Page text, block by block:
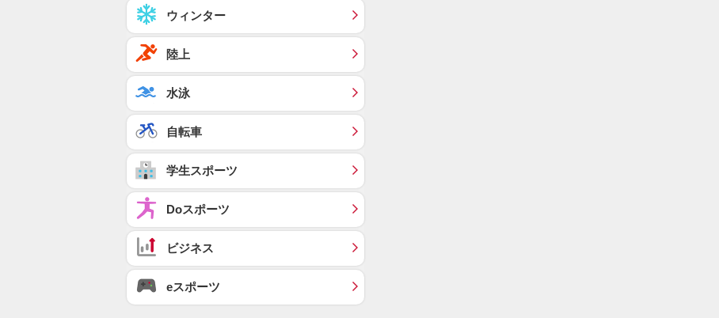
ウィンター
陸上
水泳
自転車
学生スポーツ
Doスポーツ
ビジネス
eスポーツ